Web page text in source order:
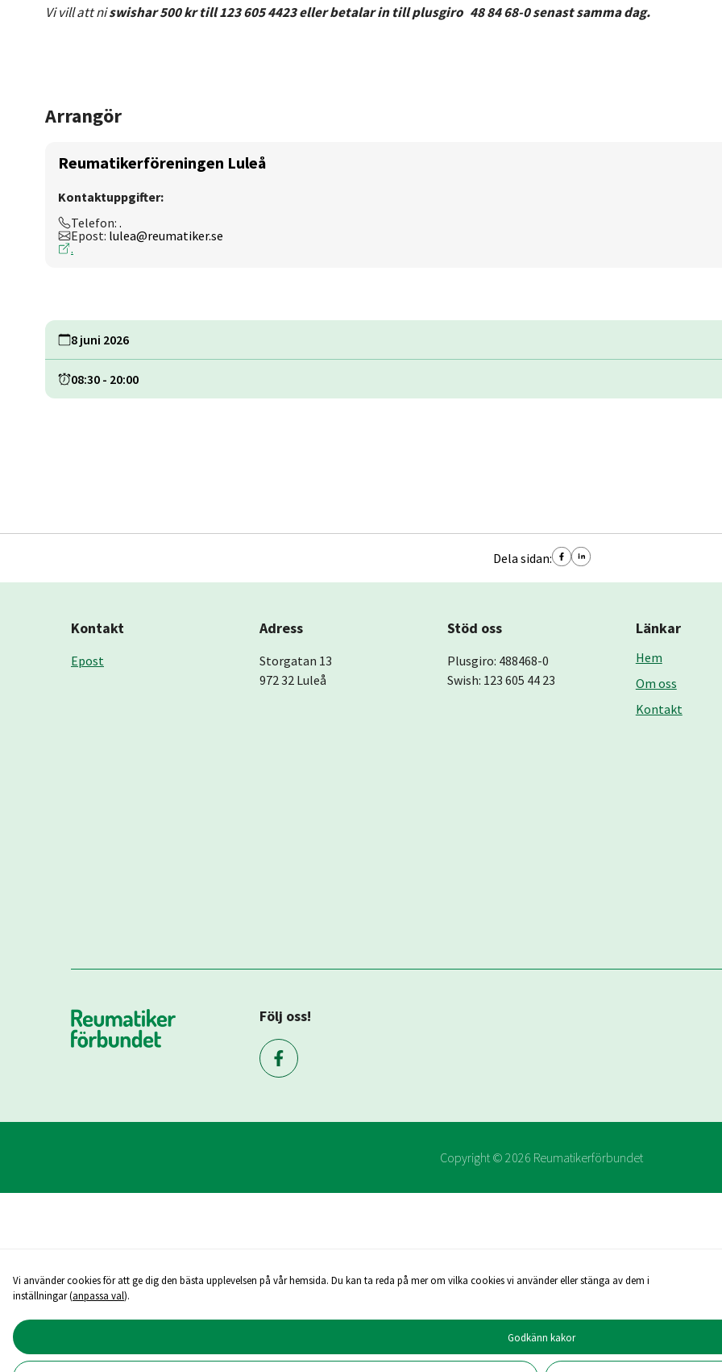
Vi vill att niswishar 500 kr till 123 605 4423 eller betalar in till plusgiro 48 84 68-0 senast samma dag.
Arrangör
Reumatikerföreningen Luleå
Kontaktuppgifter:
Telefon: .
Epost: lulea@reumatiker.se
.
8 juni 2026
08:30 - 20:00
Dela sidan:
Kontakt
Epost
Adress
Storgatan 13
972 32 Luleå
Stöd oss
Plusgiro: 488468-0
Swish: 123 605 44 23
Länkar
Hem
Om oss
Kontakt
Följ oss!
Copyright © 2026 Reumatikerförbundet
Vi använder cookies för att ge dig den bästa upplevelsen på vår hemsida. Du kan ta reda på mer om vilka cookies vi använder eller stänga av dem i
inställningar (anpassa val).
Godkänn kakor